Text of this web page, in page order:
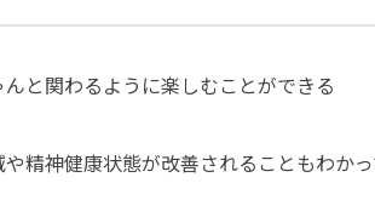
と関わるように楽しむことができる
精神健康状態が改善されることもわか